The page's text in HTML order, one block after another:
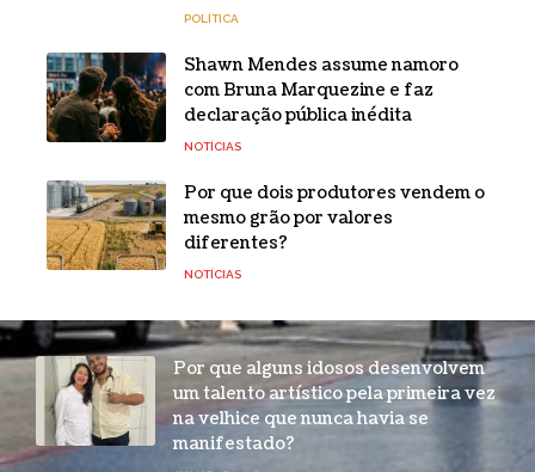
POLÍTICA
Shawn Mendes assume namoro
com Bruna Marquezine e faz
declaração pública inédita
NOTÍCIAS
Por que dois produtores vendem o
mesmo grão por valores
diferentes?
NOTÍCIAS
Por que alguns idosos desenvolvem
um talento artístico pela primeira vez
na velhice que nunca havia se
manifestado?